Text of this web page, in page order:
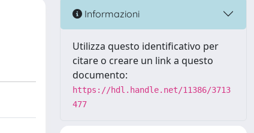
Informazioni
Utilizza questo identificativo per
citare o creare un link a questo
documento:
https://hdl.handle.net/11386/3713
477